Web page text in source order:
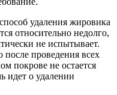
удаления жировика
относительно недолго,
не испытывает.
проведения всех
покрове не остается
идет о удалении